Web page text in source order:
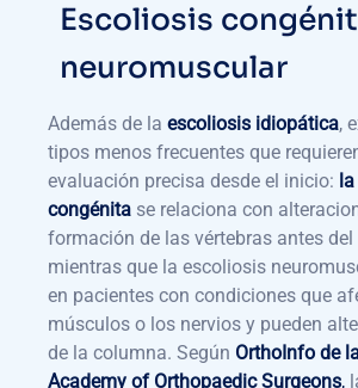
Escoliosis
neuromuscular
Además de la escoliosis idiopática,
tipos menos frecuentes que
evaluación precisa desde el inicio:
congénita se relaciona con
formación de las vértebras antes
mientras que la escoliosis
en pacientes con condiciones que
músculos o los nervios y pueden
de la columna. Según OrthoInfo de
Academy of Orthopaedic Surgeons,